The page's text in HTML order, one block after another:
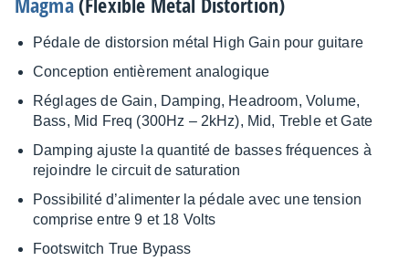
Pédale de distor­sion métal High Gain pour guitare
Concep­tion entiè­re­ment analo­gique
Réglages de Gain, Damping, Headroom, Volume,
Bass, Mid Freq (300Hz – 2kHz), Mid, Treble et Gate
Damping ajuste la quan­tité de basses fréquences à
rejoindre le circuit de satu­ra­tion
Possi­bi­lité d’ali­men­ter la pédale avec une tension
comprise entre 9 et 18 Volts
Foots­witch True Bypass